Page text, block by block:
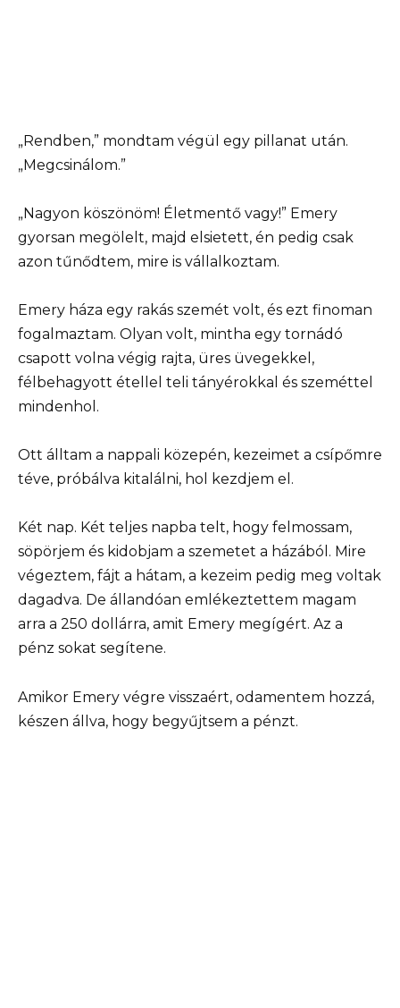
„Rendben,” mondtam végül egy pillanat után.
„Megcsinálom.”
„Nagyon köszönöm! Életmentő vagy!” Emery
gyorsan megölelt, majd elsietett, én pedig csak
azon tűnődtem, mire is vállalkoztam.
Emery háza egy rakás szemét volt, és ezt finoman
fogalmaztam. Olyan volt, mintha egy tornádó
csapott volna végig rajta, üres üvegekkel,
félbehagyott étellel teli tányérokkal és szeméttel
mindenhol.
Ott álltam a nappali közepén, kezeimet a csípőmre
téve, próbálva kitalálni, hol kezdjem el.
Két nap. Két teljes napba telt, hogy felmossam,
söpörjem és kidobjam a szemetet a házából. Mire
végeztem, fájt a hátam, a kezeim pedig meg voltak
dagadva. De állandóan emlékeztettem magam
arra a 250 dollárra, amit Emery megígért. Az a
pénz sokat segítene.
Amikor Emery végre visszaért, odamentem hozzá,
készen állva, hogy begyűjtsem a pénzt.